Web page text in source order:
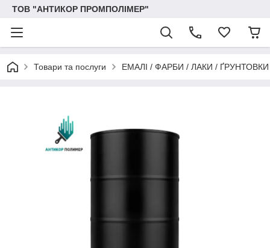
ТОВ "АНТИКОР ПРОМПОЛІМЕР"
Товари та послуги ЕМАЛІ / ФАРБИ / ЛАКИ /